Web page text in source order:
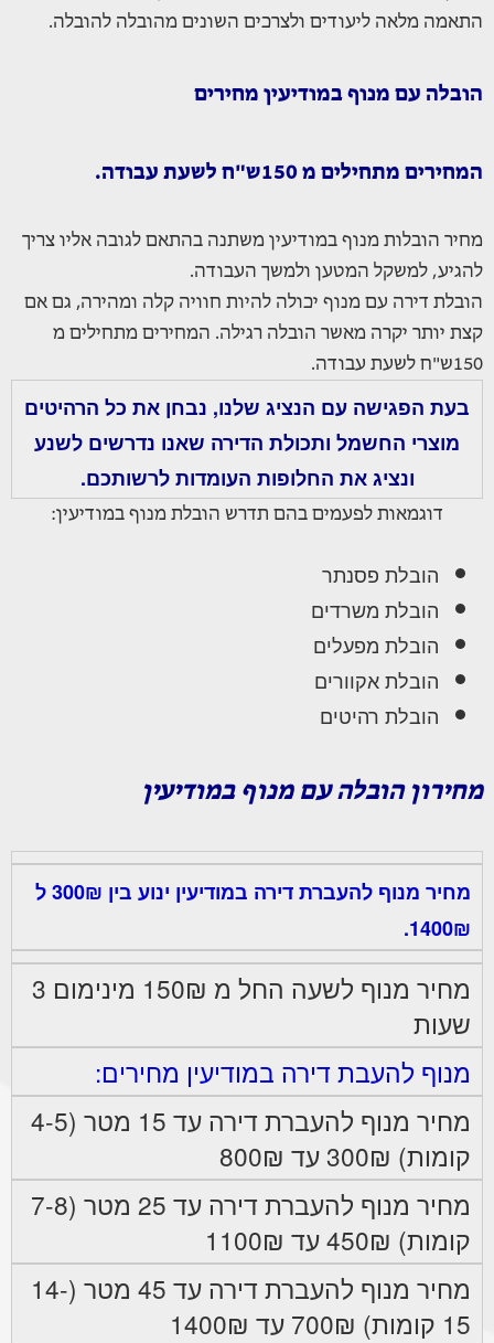
התאמה מלאה ליעודים ולצרכים השונים מהובלה להובלה.
הובלה עם מנוף במודיעין מחירים
המחירים מתחילים מ 150ש"ח לשעת עבודה.
מחיר הובלות מנוף במודיעין משתנה בהתאם לגובה אליו צריך
להגיע, למשקל המטען ולמשך העבודה.
הובלת דירה עם מנוף יכולה להיות חוויה קלה ומהירה, גם אם
קצת יותר יקרה מאשר הובלה רגילה. המחירים מתחילים מ
150ש"ח לשעת עבודה.
בעת הפגישה עם הנציג שלנו, נבחן את כל הרהיטים
מוצרי החשמל ותכולת הדירה שאנו נדרשים לשנע
ונציג את החלופות העומדות לרשותכם.
דוגמאות לפעמים בהם תדרש הובלת מנוף במודיעין:
הובלת פסנתר
הובלת משרדים
הובלת מפעלים
הובלת אקוורים
הובלת רהיטים
מחירון הובלה עם מנוף במודיעין
מחיר מנוף להעברת דירה במודיעין ינוע בין 300₪ ל
1400₪.
מחיר מנוף לשעה החל מ 150₪ מינימום 3
שעות
מנוף להעבת דירה במודיעין מחירים:
מחיר מנוף להעברת דירה עד 15 מטר (4-5
קומות) 300₪ עד 800₪
מחיר מנוף להעברת דירה עד 25 מטר (7-8
קומות) 450₪ עד 1100₪
מחיר מנוף להעברת דירה עד 45 מטר (14-
15 קומות) 700₪ עד 1400₪